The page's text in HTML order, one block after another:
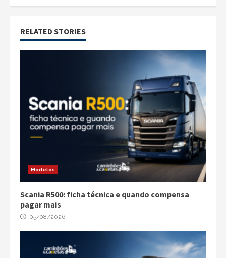
RELATED STORIES
Modelos
Scania R500: ficha técnica e quando compensa
pagar mais
05/08/2026